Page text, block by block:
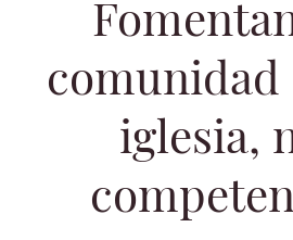
comunidad
iglesia,